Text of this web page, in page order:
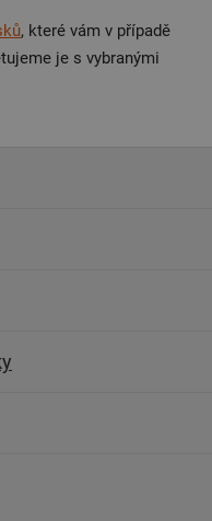
, které vám v případě
je s vybranými